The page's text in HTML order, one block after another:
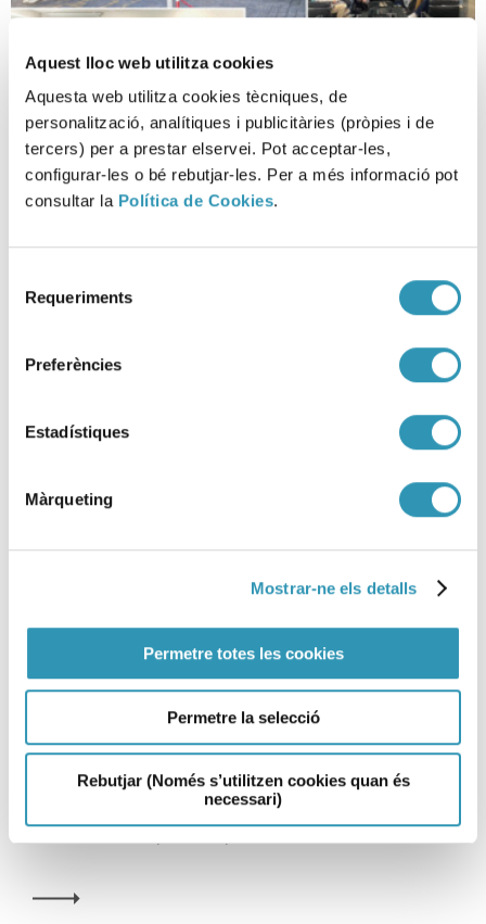
Aquest lloc web utilitza cookies
Aquesta web utilitza cookies tècniques, de
personalització, analítiques i publicitàries (pròpies i de
tercers) per a prestar elservei. Pot acceptar-les,
configurar-les o bé rebutjar-les. Per a més informació pot
consultar la Política de Cookies.
Requeriments
Preferències
Estadístiques
Màrqueting
Mostrar-ne els detalls
Permetre totes les cookies
Permetre la selecció
Rebutjar (Només s’utilitzen cookies quan és
necessari)
Més d’un centenar de persones
visiten el Laboratori de l’ASPB
LABORATORI
Sessió científica.
El repte de la digitalització dels
laboratoris i sistemes
d’informació